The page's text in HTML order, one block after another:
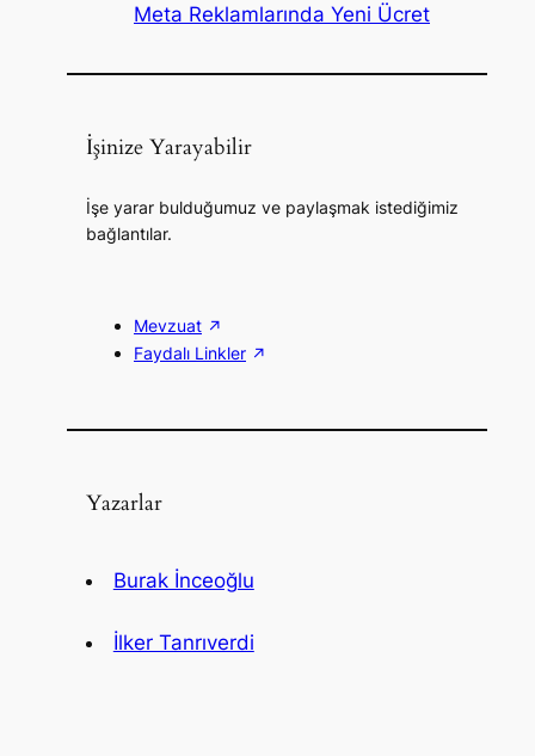
Meta Reklamlarında Yeni Ücret
İşinize Yarayabilir
İşe yarar bulduğumuz ve paylaşmak istediğimiz
bağlantılar.
Mevzuat
Faydalı Linkler
Yazarlar
Burak İnceoğlu
İlker Tanrıverdi